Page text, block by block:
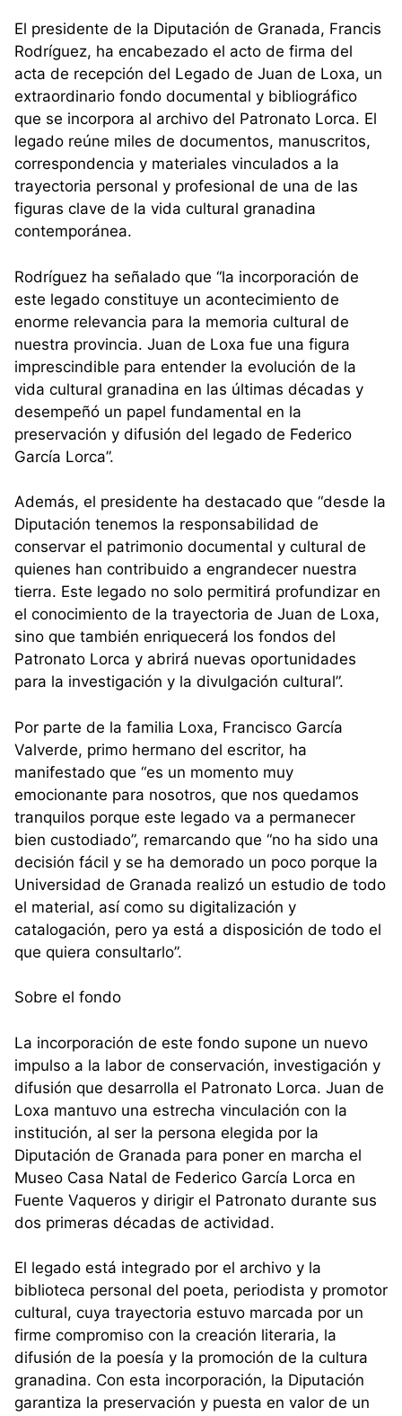
El presidente de la Diputación de Granada, Francis
Rodríguez, ha encabezado el acto de firma del
acta de recepción del Legado de Juan de Loxa, un
extraordinario fondo documental y bibliográfico
que se incorpora al archivo del Patronato Lorca. El
legado reúne miles de documentos, manuscritos,
correspondencia y materiales vinculados a la
trayectoria personal y profesional de una de las
figuras clave de la vida cultural granadina
contemporánea.
Rodríguez ha señalado que “la incorporación de
este legado constituye un acontecimiento de
enorme relevancia para la memoria cultural de
nuestra provincia. Juan de Loxa fue una figura
imprescindible para entender la evolución de la
vida cultural granadina en las últimas décadas y
desempeñó un papel fundamental en la
preservación y difusión del legado de Federico
García Lorca”.
Además, el presidente ha destacado que “desde la
Diputación tenemos la responsabilidad de
conservar el patrimonio documental y cultural de
quienes han contribuido a engrandecer nuestra
tierra. Este legado no solo permitirá profundizar en
el conocimiento de la trayectoria de Juan de Loxa,
sino que también enriquecerá los fondos del
Patronato Lorca y abrirá nuevas oportunidades
para la investigación y la divulgación cultural”.
Por parte de la familia Loxa, Francisco García
Valverde, primo hermano del escritor, ha
manifestado que “es un momento muy
emocionante para nosotros, que nos quedamos
tranquilos porque este legado va a permanecer
bien custodiado”, remarcando que “no ha sido una
decisión fácil y se ha demorado un poco porque la
Universidad de Granada realizó un estudio de todo
el material, así como su digitalización y
catalogación, pero ya está a disposición de todo el
que quiera consultarlo”.
Sobre el fondo
La incorporación de este fondo supone un nuevo
impulso a la labor de conservación, investigación y
difusión que desarrolla el Patronato Lorca. Juan de
Loxa mantuvo una estrecha vinculación con la
institución, al ser la persona elegida por la
Diputación de Granada para poner en marcha el
Museo Casa Natal de Federico García Lorca en
Fuente Vaqueros y dirigir el Patronato durante sus
dos primeras décadas de actividad.
El legado está integrado por el archivo y la
biblioteca personal del poeta, periodista y promotor
cultural, cuya trayectoria estuvo marcada por un
firme compromiso con la creación literaria, la
difusión de la poesía y la promoción de la cultura
granadina. Con esta incorporación, la Diputación
garantiza la preservación y puesta en valor de un